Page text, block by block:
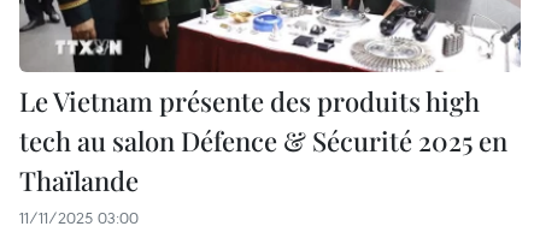
Le Vietnam présente des produits high
tech au salon Défence & Sécurité 2025 en
Thaïlande
11/11/2025 03:00